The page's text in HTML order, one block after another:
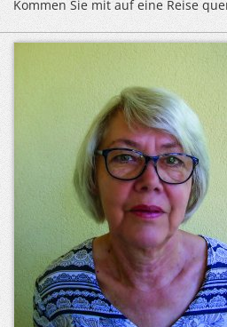
Kommen Sie mit auf eine Reise